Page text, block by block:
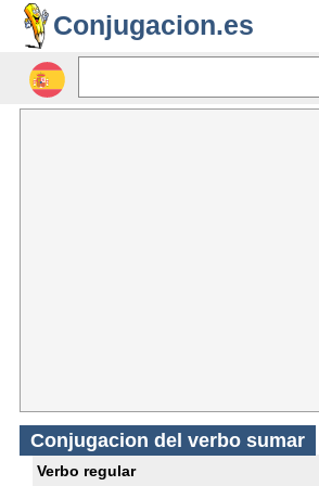
Conjugacion.es
Conjugacion del verbo sumar
Verbo regular